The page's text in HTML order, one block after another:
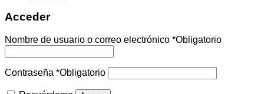
Acceder
Nombre de usuario o correo electrónico *Obligatorio
Contraseña *Obligatorio